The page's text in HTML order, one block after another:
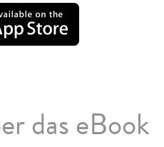
das eBook